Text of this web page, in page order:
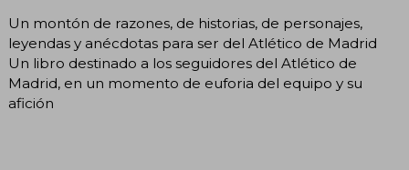
Un montón de razones, de historias, de personajes,
leyendas y anécdotas para ser del Atlético de Madrid
Un libro destinado a los seguidores del Atlético de
Madrid, en un momento de euforia del equipo y su
afición